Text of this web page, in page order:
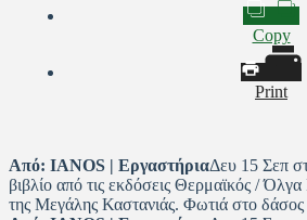
Copy
Print
Από: IANOS | ΕργαστήριαΔευ 15 Σεπ
βιβλίο από τις εκδόσεις Θερμαϊκός / Όλγα
της Μεγάλης Καστανιάς. Φωτιά στο